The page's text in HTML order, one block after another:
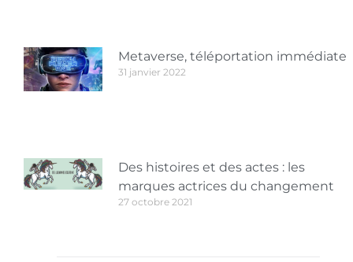
Metaverse, téléportation immédiate
31 janvier 2022
Des histoires et des actes : les
marques actrices du changement
27 octobre 2021